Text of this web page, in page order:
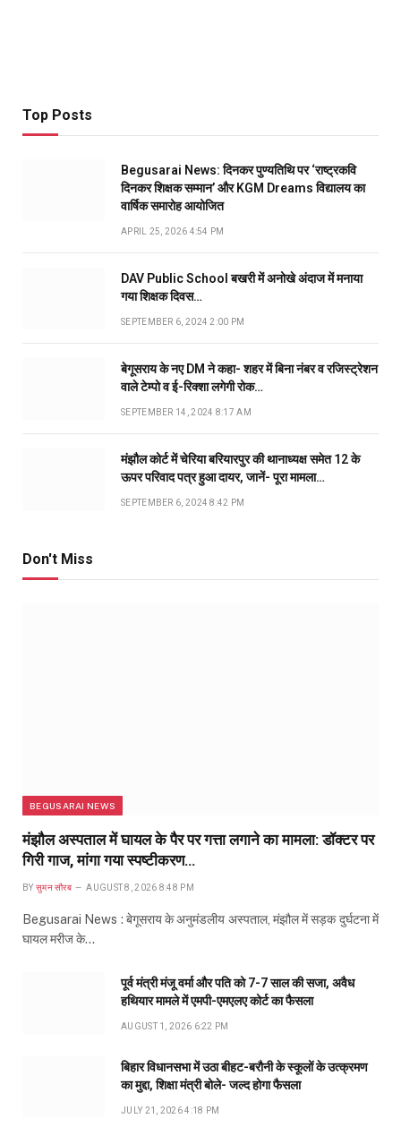
Top Posts
Begusarai News: दिनकर पुण्यतिथि पर ‘राष्ट्रकवि
दिनकर शिक्षक सम्मान’ और KGM Dreams विद्यालय का
वार्षिक समारोह आयोजित
APRIL 25, 2026 4:54 PM
DAV Public School बखरी में अनोखे अंदाज में मनाया
गया शिक्षक दिवस…
SEPTEMBER 6, 2024 2:00 PM
बेगूसराय के नए DM ने कहा- शहर में बिना नंबर व रजिस्ट्रेशन
वाले टेम्पो व ई-रिक्शा लगेगी रोक…
SEPTEMBER 14, 2024 8:17 AM
मंझौल कोर्ट में चेरिया बरियारपुर की थानाध्यक्ष समेत 12 के
ऊपर परिवाद पत्र हुआ दायर, जानें- पूरा मामला…
SEPTEMBER 6, 2024 8:42 PM
Don't Miss
BEGUSARAI NEWS
मंझौल अस्पताल में घायल के पैर पर गत्ता लगाने का मामला: डॉक्टर पर
गिरी गाज, मांगा गया स्पष्टीकरण…
BY सुमन सौरब AUGUST 8, 2026 8:48 PM
Begusarai News : बेगूसराय के अनुमंडलीय अस्पताल, मंझौल में सड़क दुर्घटना में
घायल मरीज के…
पूर्व मंत्री मंजू वर्मा और पति को 7-7 साल की सजा, अवैध
हथियार मामले में एमपी-एमएलए कोर्ट का फैसला
AUGUST 1, 2026 6:22 PM
बिहार विधानसभा में उठा बीहट-बरौनी के स्कूलों के उत्क्रमण
का मुद्दा, शिक्षा मंत्री बोले- जल्द होगा फैसला
JULY 21, 2026 4:18 PM